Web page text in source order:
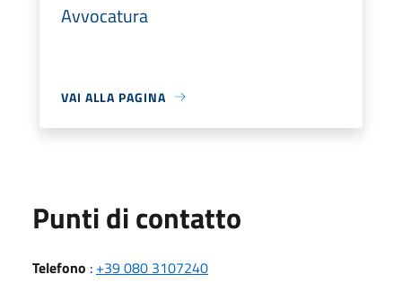
Avvocatura
VAI ALLA PAGINA
Punti di contatto
Telefono : +39 080 3107240